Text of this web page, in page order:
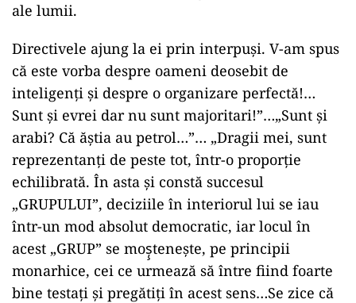
ale lumii.
Directivele ajung la ei prin interpuşi. V-am spus
că este vorba despre oameni deosebit de
inteligenţi şi despre o organizare perfectă!…
Sunt şi evrei dar nu sunt majoritari!”…„Sunt şi
arabi? Că ăştia au petrol…”… „Dragii mei, sunt
reprezentanţi de peste tot, într-o proporţie
echilibrată. În asta şi constă succesul
„GRUPULUI”, deciziile în interiorul lui se iau
într-un mod absolut democratic, iar locul în
acest „GRUP” se moş̧teneşte, pe principii
monarhice, cei ce urmează să între fiind foarte
bine testaţi şi pregătiţi în acest sens…Se zice că